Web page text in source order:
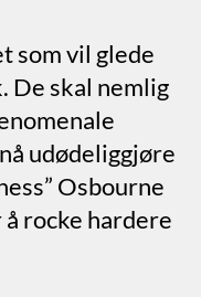
som vil glede
De skal nemlig
udødeliggjøre
Osbourne
rocke hardere